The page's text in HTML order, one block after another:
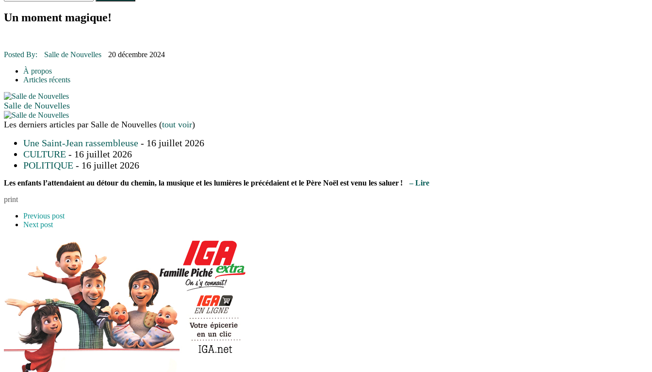
30 juin 2015
Fantaisie et créativité en mode jeunesse
16 juillet 2026 | Une Saint-Jean rassembleuse
16 juillet 2026 | COMMUNAUTAIRE
Un moment magique!
Posted By: Salle de Nouvelles
20 décembre 2024
À propos
Articles récents
Salle de Nouvelles
Les derniers articles par Salle de Nouvelles (tout voir)
Une Saint-Jean rassembleuse - 16 juillet 2026
CULTURE - 16 juillet 2026
POLITIQUE - 16 juillet 2026
Les enfants l’attendaient au détour du chemin, la musique et les lumières le précédaient et le Père Noël est venu les saluer !
– Lire
print
Previous post
Next post